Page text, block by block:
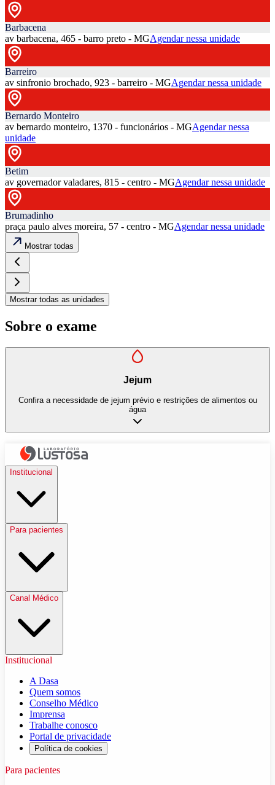
Barbacena
av barbacena, 465 - barro preto - MGAgendar nessa unidade
Barreiro
av sinfronio brochado, 923 - barreiro - MGAgendar nessa unidade
Bernardo Monteiro
av bernardo monteiro, 1370 - funcionários - MGAgendar nessa
unidade
Betim
av governador valadares, 815 - centro - MGAgendar nessa unidade
Brumadinho
praça paulo alves moreira, 57 - centro - MGAgendar nessa unidade
Mostrar todas
Mostrar todas as unidades
Sobre o exame
Jejum
Confira a necessidade de jejum prévio e restrições de alimentos ou
água
Institucional
Para pacientes
Canal Médico
Institucional
A Dasa
Quem somos
Conselho Médico
Imprensa
Trabalhe conosco
Portal de privacidade
Política de cookies
Para pacientes